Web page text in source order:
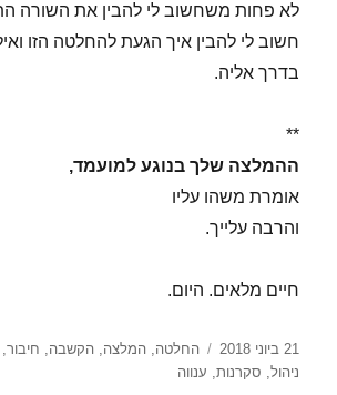
לא פחות משחשוב לי להבין את השורה
חשוב לי להבין איך הגעת להחלטה הזו
בדרך אליה.
**
ההמלצה שלך בנוגע למועמד,
אומרת משהו עליו
והרבה עלייך.
חיים מלאים. היום.
פורסם
בתאריך
21 ביוני 2018 תגיות
החלטה,המלצה,הקשבה, חיבור,
ניהול, סקרנות, ענווה